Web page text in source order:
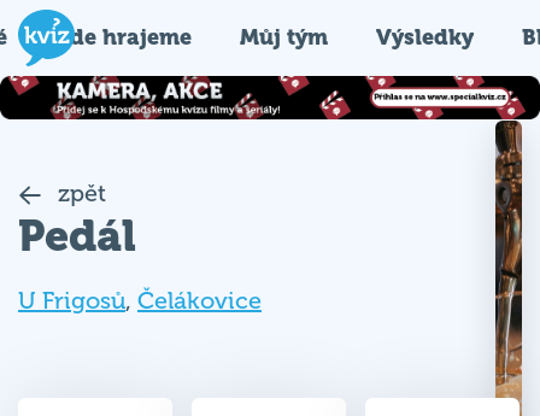
Kde hrajeme Můj tým Výsledky
zpět
Pedál
U Frigosů, Čelákovice